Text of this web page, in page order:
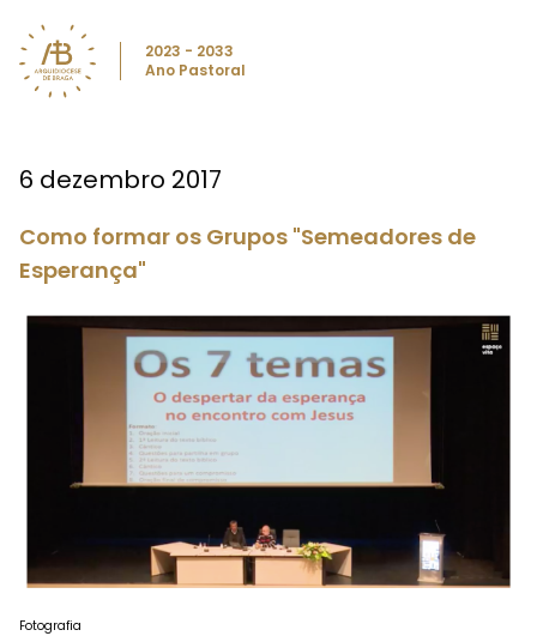
2023 - 2033
Ano Pastoral
6 dezembro 2017
Como formar os Grupos "Semeadores de
Esperança"
Fotografia